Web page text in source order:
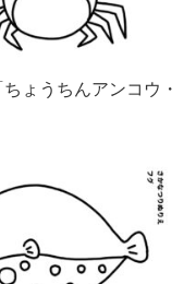
ょうちんアンコウ・